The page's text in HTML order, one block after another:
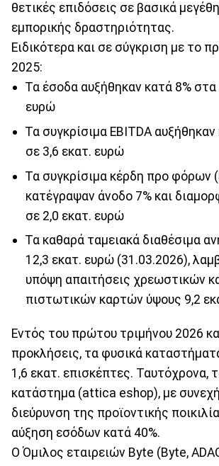
θετικές επιδόσεις σε βασικά
εμπορικής δραστηριότητας.
Ειδικότερα και σε σύγκριση με το
2025:
Τα έσοδα αυξήθηκαν κατά 8% στα
ευρώ
Τα συγκρίσιμα EBITDA αυξήθηκαν
σε 3,6 εκατ. ευρώ
Τα συγκρίσιμα κέρδη προ φόρων
κατέγραψαν άνοδο 7% και
σε 2,0 εκατ. ευρώ
Τα καθαρά ταμειακά διαθέσιμα
12,3 εκατ. ευρώ (31.03.2026),
υπόψη απαιτήσεις χρεωστικών
πιστωτικών καρτών ύψους 9,2
Εντός του πρώτου τριμήνου 2026
προκλήσεις, τα φυσικά
1,6 εκατ. επισκέπτες. Ταυτόχρονα,
κατάστημα (attica eshop), με
διεύρυνση της προϊοντικής
αύξηση εσόδων κατά 40%.
Ο Όμιλος εταιρειών Byte (Byte,